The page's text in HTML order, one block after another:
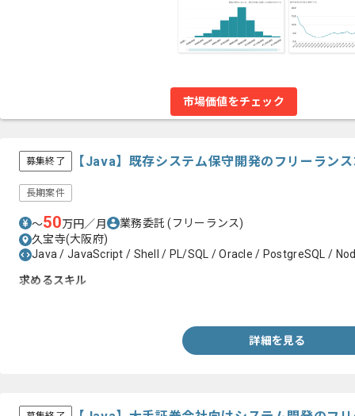
市場価値をチェック
募集終了 【Java】既存システム保守開発のフリーラン
長期案件
〜50万円／月 業務委託(フリーランス)
久宝寺(大阪府)
Java / JavaScript / Shell / PL/SQL / Oracle / PostgreSQL /
求めるスキル
詳細を見る